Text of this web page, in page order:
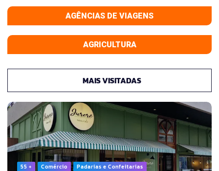
AGÊNCIAS DE VIAGENS
AGRICULTURA
MAIS VISITADAS
55 + Comércio Padarias e Confeitarias